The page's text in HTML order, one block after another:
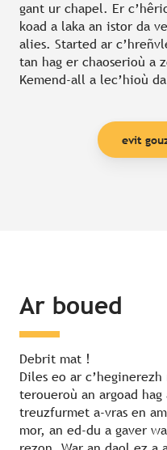
gant ur chapel. Er
koad a laka an istor da
alies. Started ar
tan hag er chaoserioù a
Kemend-all a lec’hioù
evit
Ar boued
Debrit mat !
Diles eo ar
teroueroù an argoad
treuzfurmet a-vras en
mor, an ed-du a gaver